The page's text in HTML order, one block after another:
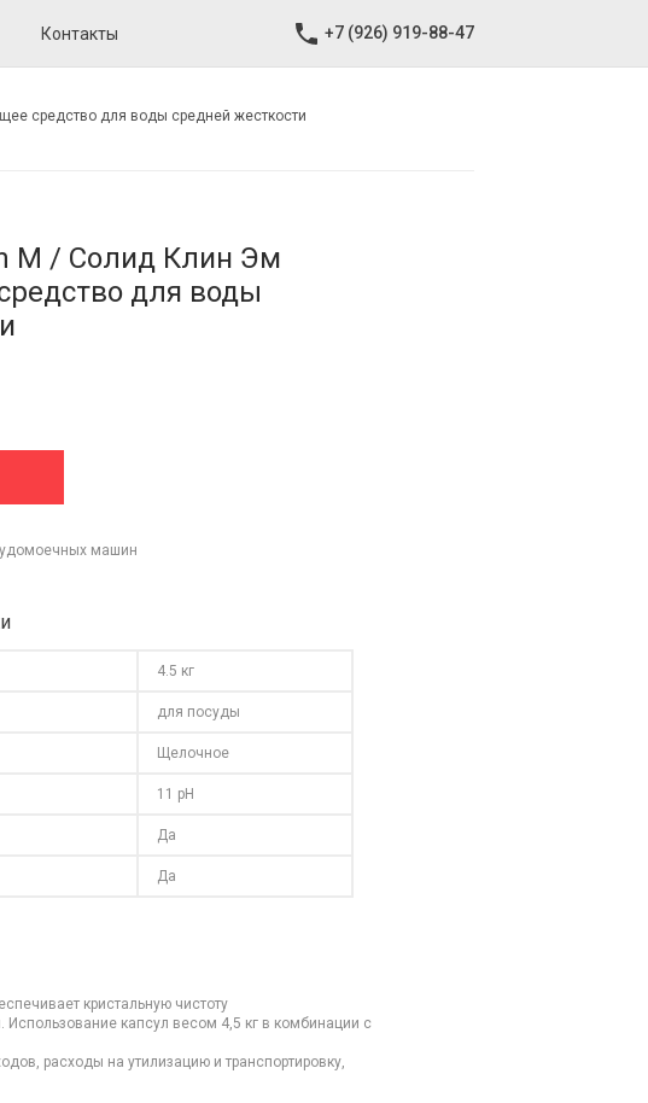
Контакты +7 (926) 919-88-47
средство для воды средней жесткости
M / Солид Клин Эм
для воды
машин
4.5 кг
для посуды
Щелочное
11 pH
Да
Да
кристальную чистоту
капсул весом 4,5 кг в комбинации с
расходы на утилизацию и транспортировку,